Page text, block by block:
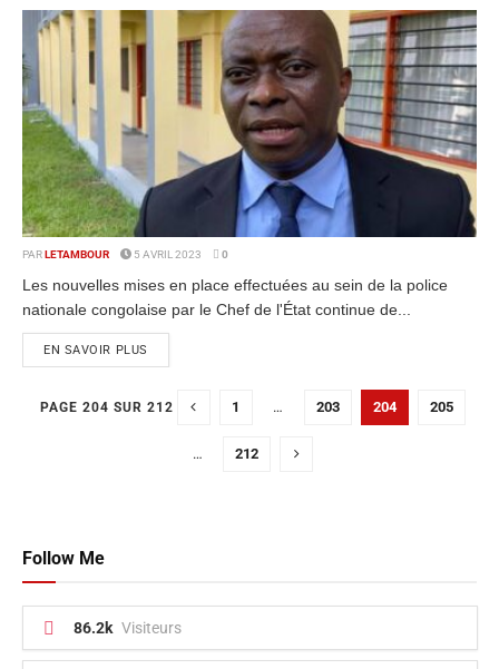
PAR LETAMBOUR 5 AVRIL 2023 0
Les nouvelles mises en place effectuées au sein de la police
nationale congolaise par le Chef de l'État continue de...
EN SAVOIR PLUS
PAGE 204 SUR 212 1 … 203 204 205
… 212
Follow Me
86.2k Visiteurs